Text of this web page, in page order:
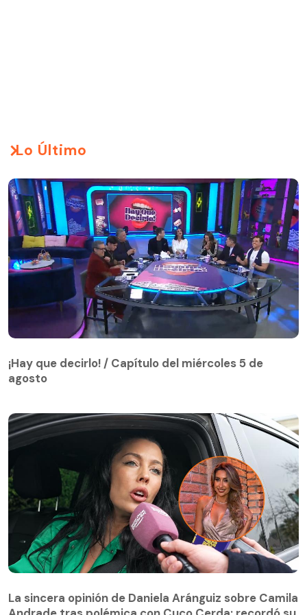
Lo Último
agosto
¡Hay que decirlo! / Capítulo del miércoles 5 de
agosto
Andrade tras polémica con Cuco Cerda: recordó su
pasado
La sincera opinión de Daniela Aránguiz sobre Camila